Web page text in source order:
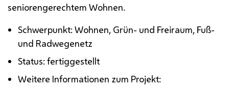
seniorengerechtem Wohnen.
Schwerpunkt: Wohnen, Grün- und Freiraum, Fuß-
und Radwegenetz
Status: fertiggestellt
Weitere Informationen zum Projekt: